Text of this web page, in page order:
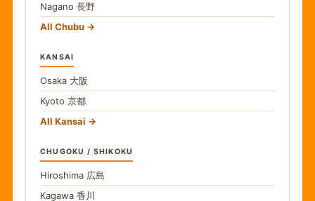
Nagano 長野
All Chubu
KANSAI
Osaka 大阪
Kyoto 京都
All Kansai
CHUGOKU / SHIKOKU
Hiroshima 広島
Kagawa 香川